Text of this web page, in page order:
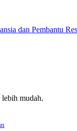
dan Pembantu
mudah.